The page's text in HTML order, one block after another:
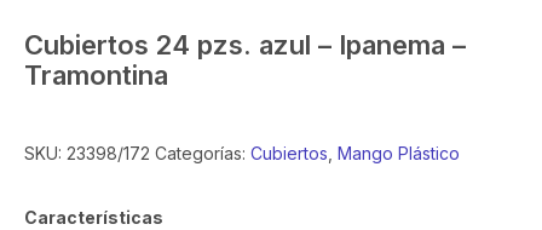
Cubiertos 24 pzs. azul – Ipanema –
Tramontina
SKU: 23398/172 Categorías: Cubiertos, Mango Plástico
Características